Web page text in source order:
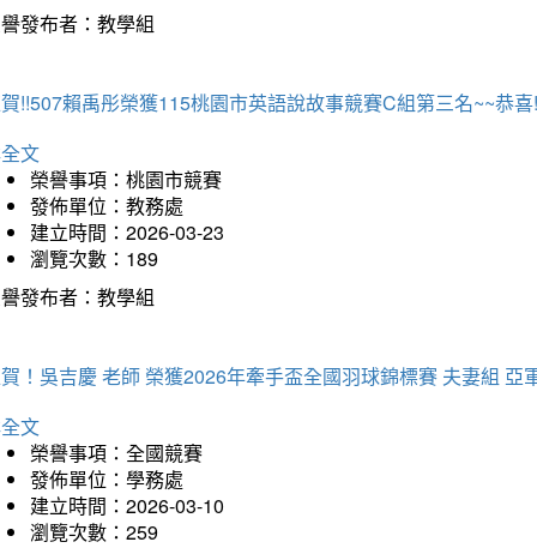
發布者：教學組
!!507賴禹彤榮獲115桃園市英語說故事競賽C組第三名~~恭喜
文
榮譽事項：桃園市競賽
發佈單位：教務處
建立時間：2026-03-23
瀏覽次數：189
發布者：教學組
！吳吉慶 老師 榮獲2026年牽手盃全國羽球錦標賽 夫妻組 亞
文
榮譽事項：全國競賽
發佈單位：學務處
建立時間：2026-03-10
瀏覽次數：259